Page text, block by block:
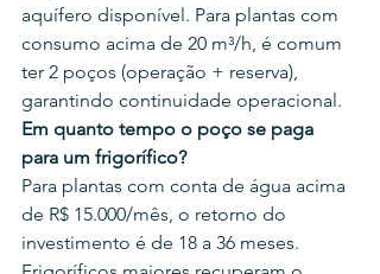
aquífero disponível. Para plantas com
consumo acima de 20 m³/h, é comum
ter 2 poços (operação + reserva),
garantindo continuidade operacional.
Em quanto tempo o poço se paga
para um frigorífico?
Para plantas com conta de água acima
de R$ 15.000/mês, o retorno do
investimento é de 18 a 36 meses.